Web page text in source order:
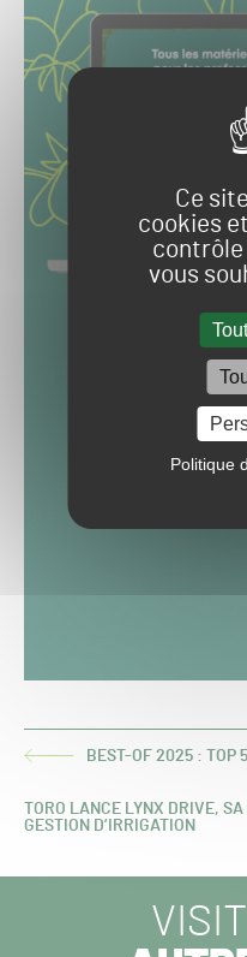
Ce
cookies
contrôle
vous
Politique
ARTICLEBEST-OF 2025 : TOP
ARTICLE
TORO LANCE LYNX DRIVE,
GESTION D’IRRIGATION